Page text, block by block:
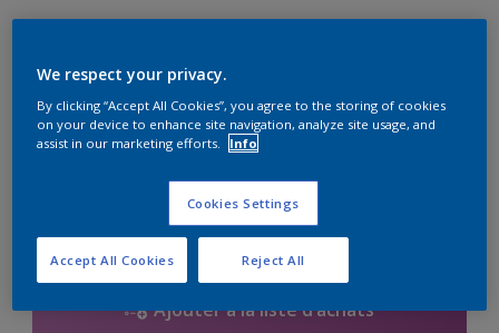
Quantité Calculateur de peinture
Ajouter à la liste d’achats
We respect your privacy.
By clicking “Accept All Cookies”, you agree to the storing of cookies
on your device to enhance site navigation, analyze site usage, and
assist in our marketing efforts.
Info
Cookies Settings
Reject All
Accept All Cookies